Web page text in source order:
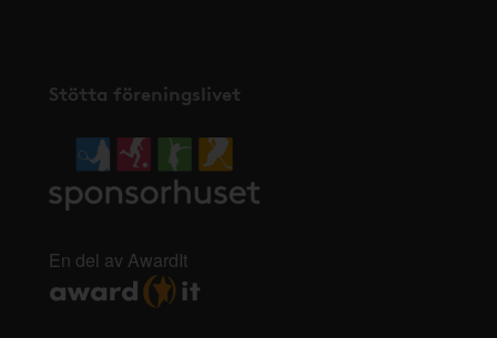
Stötta föreningslivet
En del av AwardIt